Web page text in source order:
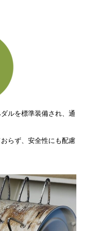
ルを標準装備され、通
らず、安全性にも配慮